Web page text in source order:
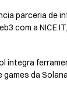
parceria de
com a NICE
integra
da